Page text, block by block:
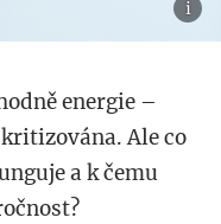
energie –
Ale co
a k čemu